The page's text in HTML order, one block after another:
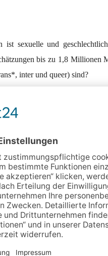
ist sexuelle und
bis zu 1,8 Millionen
inter und queer) sind?
das für die Pflege und ganz
in Ihrem Alltag als pflegende
LSBTIQ*-
wir der Diskretion.
der hauptamtlichen Pflege